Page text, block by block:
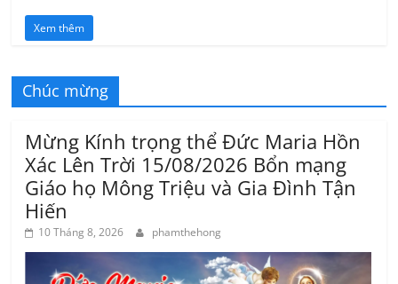
Xem thêm
Chúc mừng
Mừng Kính trọng thể Đức Maria Hồn
Xác Lên Trời 15/08/2026 Bổn mạng
Giáo họ Mông Triệu và Gia Đình Tận
Hiến
10 Tháng 8, 2026 phamthehong